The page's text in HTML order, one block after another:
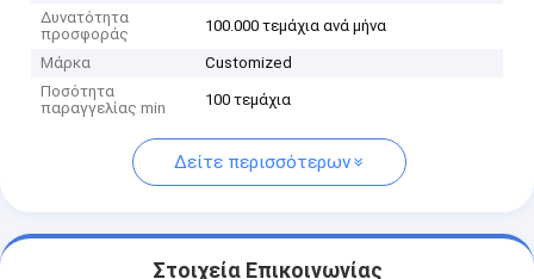
Δυνατότητα
προσφοράς
100.000 τεμάχια ανά μήνα
Μάρκα
Customized
Ποσότητα
παραγγελίας min
100 τεμάχια
Δείτε περισσότερων
Στοιχεία Επικοινωνίας